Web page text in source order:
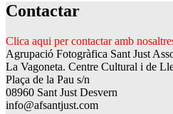
Contactar
Clica aqui per contactar amb
Agrupació Fotogràfica Sant Just
La Vagoneta. Centre Cultural i de
Plaça de la Pau s/n
08960 Sant Just Desvern
info@afsantjust.com